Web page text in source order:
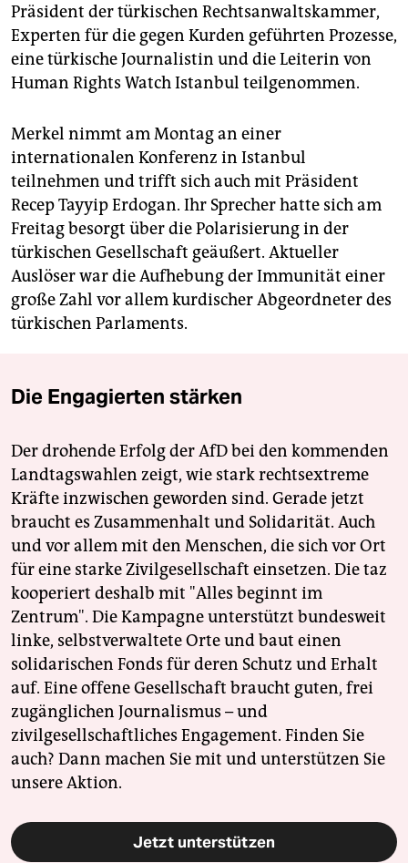
Präsident der türkischen Rechtsanwaltskammer,
Experten für die gegen Kurden geführten Prozesse,
eine türkische Journalistin und die Leiterin von
Human Rights Watch Istanbul teilgenommen.
Merkel nimmt am Montag an einer
internationalen Konferenz in Istanbul
teilnehmen und trifft sich auch mit Präsident
Recep Tayyip Erdogan. Ihr Sprecher hatte sich am
Freitag besorgt über die Polarisierung in der
türkischen Gesellschaft geäußert. Aktueller
Auslöser war die Aufhebung der Immunität einer
große Zahl vor allem kurdischer Abgeordneter des
türkischen Parlaments.
Die Engagierten stärken
Der drohende Erfolg der AfD bei den kommenden
Landtagswahlen zeigt, wie stark rechtsextreme
Kräfte inzwischen geworden sind. Gerade jetzt
braucht es Zusammenhalt und Solidarität. Auch
und vor allem mit den Menschen, die sich vor Ort
für eine starke Zivilgesellschaft einsetzen. Die taz
kooperiert deshalb mit "Alles beginnt im
Zentrum". Die Kampagne unterstützt bundesweit
linke, selbstverwaltete Orte und baut einen
solidarischen Fonds für deren Schutz und Erhalt
auf. Eine offene Gesellschaft braucht guten, frei
zugänglichen Journalismus – und
zivilgesellschaftliches Engagement. Finden Sie
auch? Dann machen Sie mit und unterstützen Sie
unsere Aktion.
Jetzt unterstützen